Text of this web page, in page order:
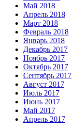
Май 2018
Апрель 2018
Март 2018
Февраль 2018
Январь 2018
Декабрь 2017
Ноябрь 2017
Октябрь 2017
Сентябрь 2017
Август 2017
Июль 2017
Июнь 2017
Май 2017
Апрель 2017